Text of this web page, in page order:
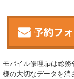
モバイル修理.jpは総
様の大切なデータを消